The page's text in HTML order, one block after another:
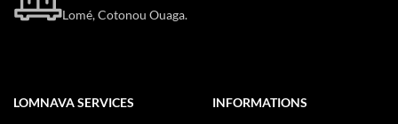
Lomé, Cotonou Ouaga.
LOMNAVA SERVICES
INFORMATIONS